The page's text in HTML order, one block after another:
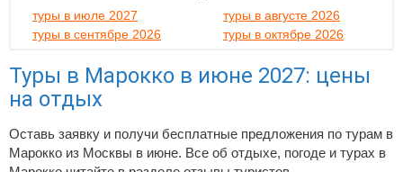
туры в июле 2027
туры в августе 2026
туры в сентябре 2026
туры в октябре 2026
Туры в Марокко в июне 2027: цены
на отдых
Оставь заявку и получи бесплатные предложения по турам в
Марокко из Москвы в июне. Все об отдыхе, погоде и турах в